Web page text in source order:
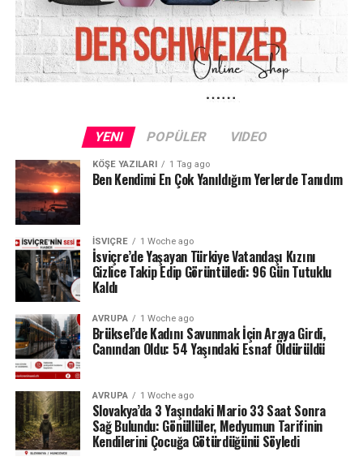
etti.
Hâkim: “Size son bir şans veriyoruz”
Mahkeme, sanığın kovadaki suyun sıcak olduğunu
bilmediğine ilişkin savunmasını inandırıcı buldu. Hâkim,
sanığa “son bir şans” verildiğini belirterek davayı şimdilik
Hâkim ayrıca bir kişinin göğüs bölgesinde ikinci derece
yanıklara neden olmasının ciddi sonuçları bulunduğunu,
yaralanmanın görünüm açısından da önemli etkiler
yaratabileceğini vurguladı.
Doktorların değerlendirmesine göre ise kadının
yaralarının kalıcı iz bırakmadan iyileşmesi bekleniyor.
Tazminat ve temas yasağı takip edilecek
Yargılamanın geçici olarak durdurulması, sürecin
tamamen kapandığı anlamına gelmiyor. Denetimli
serbestlik birimi, sanığın taahhüt ettiği tazminatı ödeyip
ödemediğini kontrol edecek.
YENI POPÜLER VIDEO
KÖŞE YAZILARI 1 Tag ago
Ben Kendimi En Çok Yanıldığım Yerlerde Tanıdım
İSVIÇRE 1 Woche ago
İsviçre’de Yaşayan Türkiye Vatandaşı Kızını
Gizlice Takip Edip Görüntüledi: 96 Gün Tutuklu
Kaldı
AVRUPA 1 Woche ago
Brüksel’de Kadını Savunmak İçin Araya Girdi,
Canından Oldu: 54 Yaşındaki Esnaf Öldürüldü
AVRUPA 1 Woche ago
Slovakya’da 3 Yaşındaki Mario 33 Saat Sonra
Sağ Bulundu: Gönüllüler, Medyumun Tarifinin
Kendilerini Çocuğa Götürdüğünü Söyledi